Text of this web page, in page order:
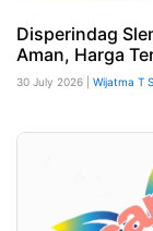
Disperindag
Aman, Harga
30 July 2026 | Wijatma T S